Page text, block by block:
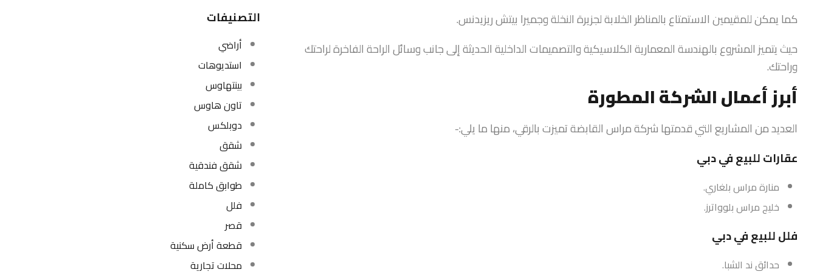
كما يمكن للمقيمين الاستمتاع بالمناظر الخلابة لجزيرة النخلة وجميرا بيتش ريزيدنس.
حيث يتميز المشروع بالهندسة المعمارية الكلاسيكية والتصميمات الداخلية الحديثة إلى جانب وسائل الراحة الفاخرة لراحتك
وراحتك.
أبرز أعمال الشركة المطورة
العديد من المشاريع التي قدمتها شركة مراس القابضة تميزت بالرقي، منها ما يلي:-
عقارات للبيع في دبي
منارة مراس بلغاري.
خليج مراس بلوواترز.
فلل للبيع في دبي
حدائق ند الشبا.
التصنيفات
أراضي
استديوهات
بينتهاوس
تاون هاوس
دوبلكس
شقق
شقق فندقية
طوابق كاملة
فلل
قصر
قطعة أرض سكنية
محلات تجارية